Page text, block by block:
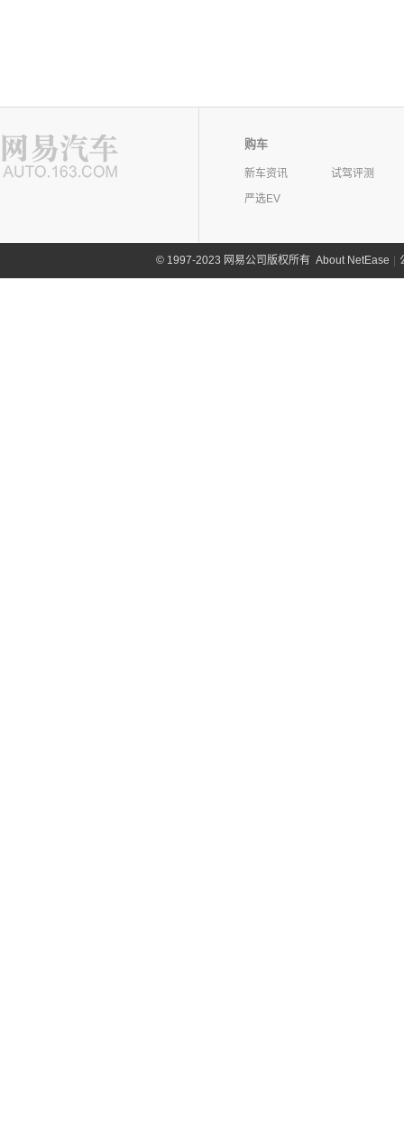
购车
新车资讯
试驾评测
严选EV
©1997-2023 网易公司版权所有 About NetEase